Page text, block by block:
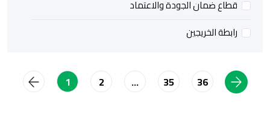
قطاع ضمان الجودة والاعتماد
رابطة الخريجين
1 2 … 35 36